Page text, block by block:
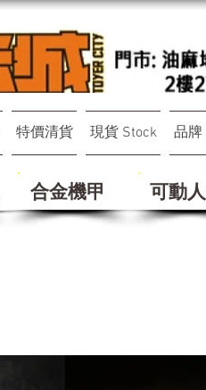
特價清貨 現貨 Stock 品牌
合金機甲 可動